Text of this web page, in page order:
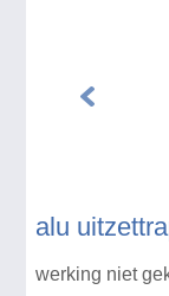
alu
werking niet